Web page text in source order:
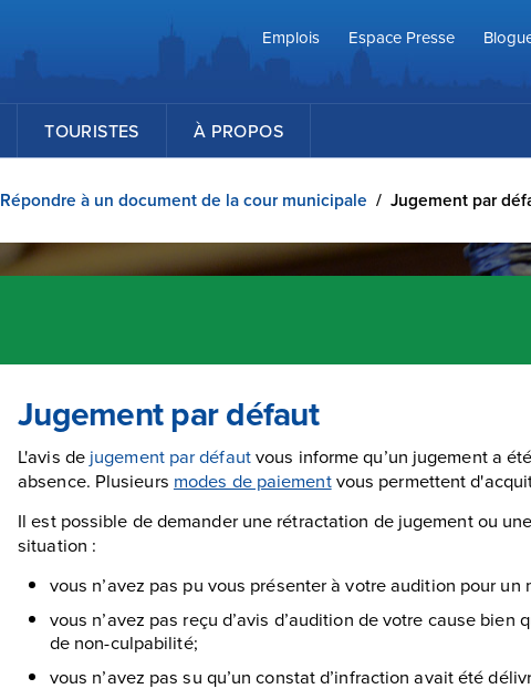
Emplois
Espace Presse
TOURISTES À PROPOS
Répondre à un document de la cour municipale / Jugement par
Jugement par défaut
L'avis de jugement par défautvous informe qu’un jugement a
absence. Plusieurs modes de paiementvous permettent
Il est possible de demander une rétractation de jugement ou
situation :
vous n’avez pas pu vous présenter à votre audition pour un
vous n’avez pas reçu d’avis d’audition de votre cause
de non-culpabilité;
vous n’avez pas su qu’un constat d’infraction avait été